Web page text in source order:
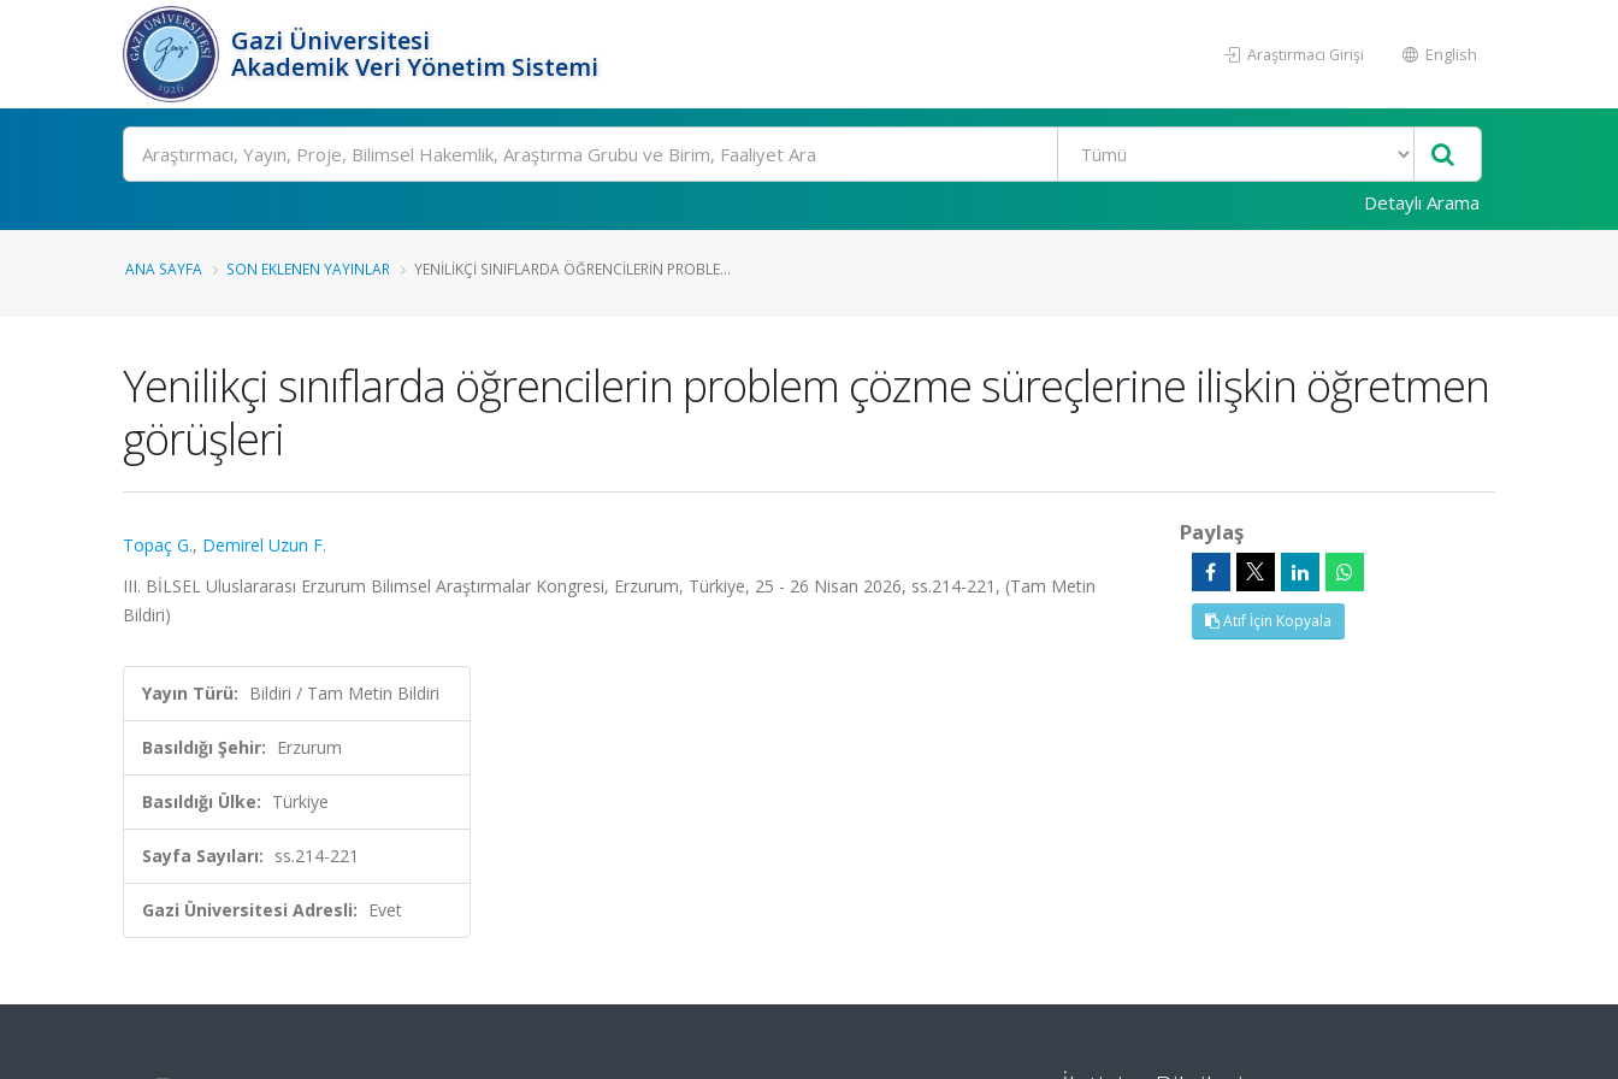
Gazi Üniversitesi
Akademik Veri Yönetim Sistemi
Araştırmacı Girişi English
Ara
Detaylı Arama
ANA SAYFA SON EKLENEN YAYINLAR YENILIKÇI SINIFLARDA ÖĞRENCILERIN PROBLE...
Yenilikçi sınıflarda öğrencilerin problem çözme süreçlerine ilişkin öğretmen
görüşleri
Topaç G., Demirel Uzun F.
III. BİLSEL Uluslararası Erzurum Bilimsel Araştırmalar Kongresi, Erzurum, Türkiye, 25 - 26 Nisan 2026, ss.214-221, (Tam Metin
Bildiri)
Yayın Türü: Bildiri / Tam Metin Bildiri
Basıldığı Şehir: Erzurum
Basıldığı Ülke: Türkiye
Sayfa Sayıları: ss.214-221
Gazi Üniversitesi Adresli: Evet
Paylaş
Atıf İçin Kopyala